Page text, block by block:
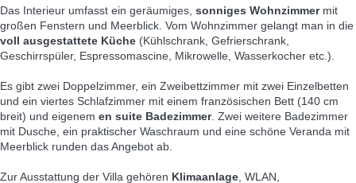
Das Interieur umfasst ein geräumiges, sonniges Wohnzimmermit
großen Fenstern und Meerblick. Vom Wohnzimmer gelangt man in die
voll ausgestattete Küche (Kühlschrank, Gefrierschrank,
Geschirrspüler, Espressomascine, Mikrowelle, Wasserkocher etc.).
Es gibt zwei Doppelzimmer, ein Zweibettzimmer mit zwei Einzelbetten
und ein viertes Schlafzimmer mit einem französischen Bett (140 cm
breit) und eigenem en suite Badezimmer. Zwei weitere Badezimmer
mit Dusche, ein praktischer Waschraum und eine schöne Veranda mit
Meerblick runden das Angebot ab.
Zur Ausstattung der Villa gehören Klimaanlage , WLAN,